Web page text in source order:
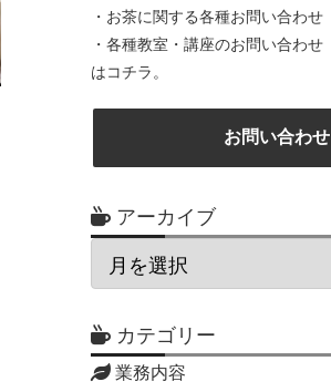
・お茶に関する各種お問い合わせ
・各種教室・講座のお問い合わせ
はコチラ。
お問い合わせ
アーカイブ
カテゴリー
業務内容